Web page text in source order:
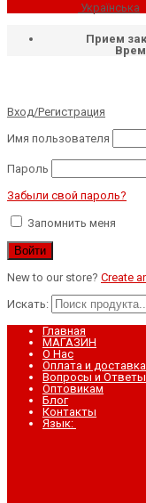
Українська
Прием
Вход/Регистрация
Имя пользователя
Пароль
Забыли свой пароль?
Запомнить меня
New to our store? Create
Искать:
Главная
МАГАЗИН
О Нас
Оплата и доставка
Вопросы и Ответы
Оптовикам
Блог
Контакты
Язык: